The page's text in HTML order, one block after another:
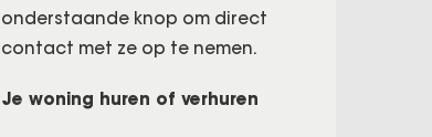
onderstaande knop om direct
contact met ze op te nemen.
Je woning huren of verhuren